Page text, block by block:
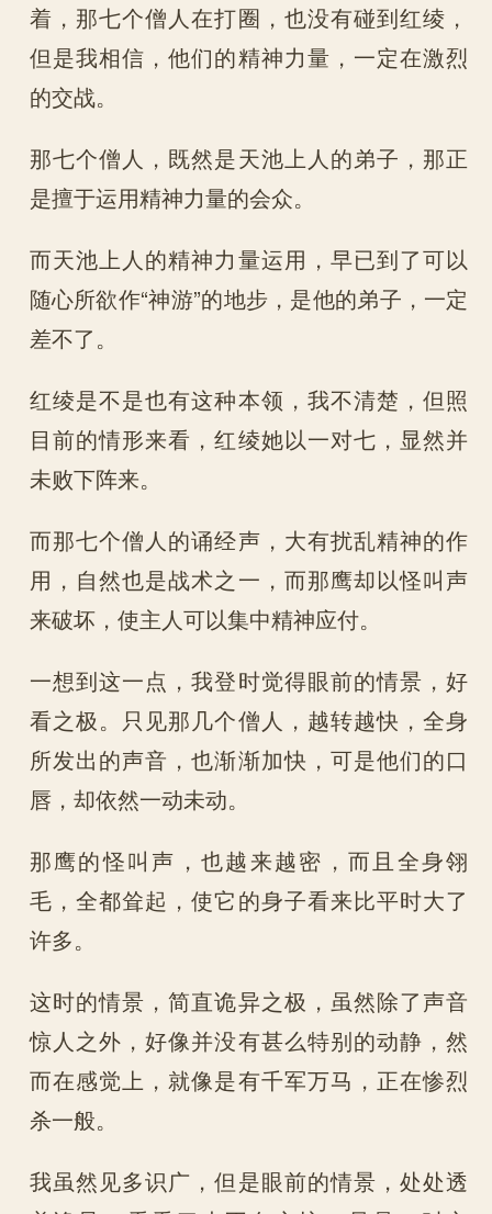
着，那七个僧人在打圈，也没有碰到红绫，
但是我相信，他们的精神力量，一定在激烈
的交战。
那七个僧人，既然是天池上人的弟子，那正
是擅于运用精神力量的会众。
而天池上人的精神力量运用，早已到了可以
随心所欲作“神游”的地步，是他的弟子，一定
差不了。
红绫是不是也有这种本领，我不清楚，但照
目前的情形来看，红绫她以一对七，显然并
未败下阵来。
而那七个僧人的诵经声，大有扰乱精神的作
用，自然也是战术之一，而那鹰却以怪叫声
来破坏，使主人可以集中精神应付。
一想到这一点，我登时觉得眼前的情景，好
看之极。只见那几个僧人，越转越快，全身
所发出的声音，也渐渐加快，可是他们的口
唇，却依然一动未动。
那鹰的怪叫声，也越来越密，而且全身翎
毛，全都耸起，使它的身子看来比平时大了
许多。
这时的情景，简直诡异之极，虽然除了声音
惊人之外，好像并没有甚么特别的动静，然
而在感觉上，就像是有千军万马，正在惨烈
杀一般。
我虽然见多识广，但是眼前的情景，处处透